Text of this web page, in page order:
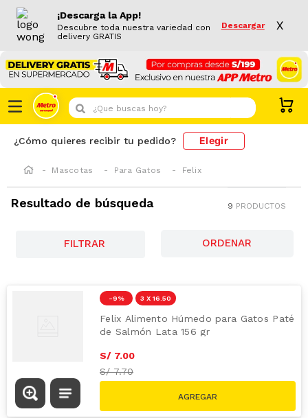
¡Descarga la App!
Descubre toda nuestra variedad con
delivery GRATIS
Descargar X
¿Que buscas hoy?
¿Cómo quieres recibir tu pedido? Elegir
Mascotas Para Gatos Felix
Resultado de búsqueda 9 PRODUCTOS
FILTRAR
-9 % 3 X 16.50
Felix Alimento Húmedo para Gatos Paté
de Salmón Lata 156 gr
S/ 7.00
S/7.70